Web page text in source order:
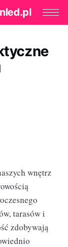
wnętrz
tarasów i
zdobywają